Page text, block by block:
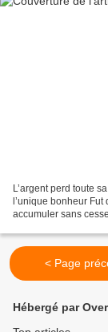
L’argent perd toute
l’unique bonheur
accumuler sans
< Page
Hébergé par